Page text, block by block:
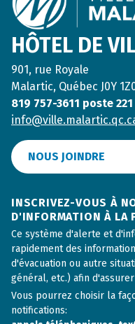
HÔTEL DE
901, rue Royale
Malartic, Québec J0Y
819 757-3611 poste 221
NOUS JOINDRE
INSCRIVEZ-VOUS À
D'INFORMATION À LA
Ce système d'alerte et
rapidement des
d'évacuation ou autre
général, etc.) afin
Vous pourrez choisir la
notifications: